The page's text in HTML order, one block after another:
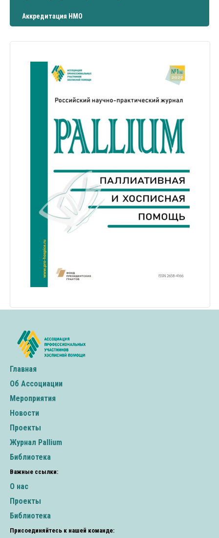
Аккредитация НМО
Главная
Об Ассоциации
Мероприятия
Новости
Проекты
Журнал Pallium
Библиотека
Важные ссылки:
О нас
Проекты
Библиотека
Присоединяйтесь к нашей команде: